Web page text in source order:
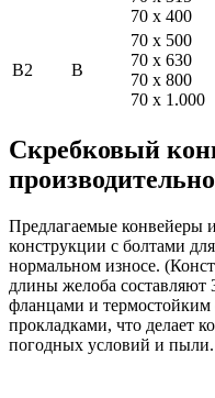
70 х 400
B2 B
70 х 500
70 х 630
70 х 800
70 х 1.000
Скребковый
Предлагаемые конвейеры
конструкции с болтами
нормальном износе.
длины желоба составляют
фланцами и
прокладками, что делает
погодных условий и пыли.